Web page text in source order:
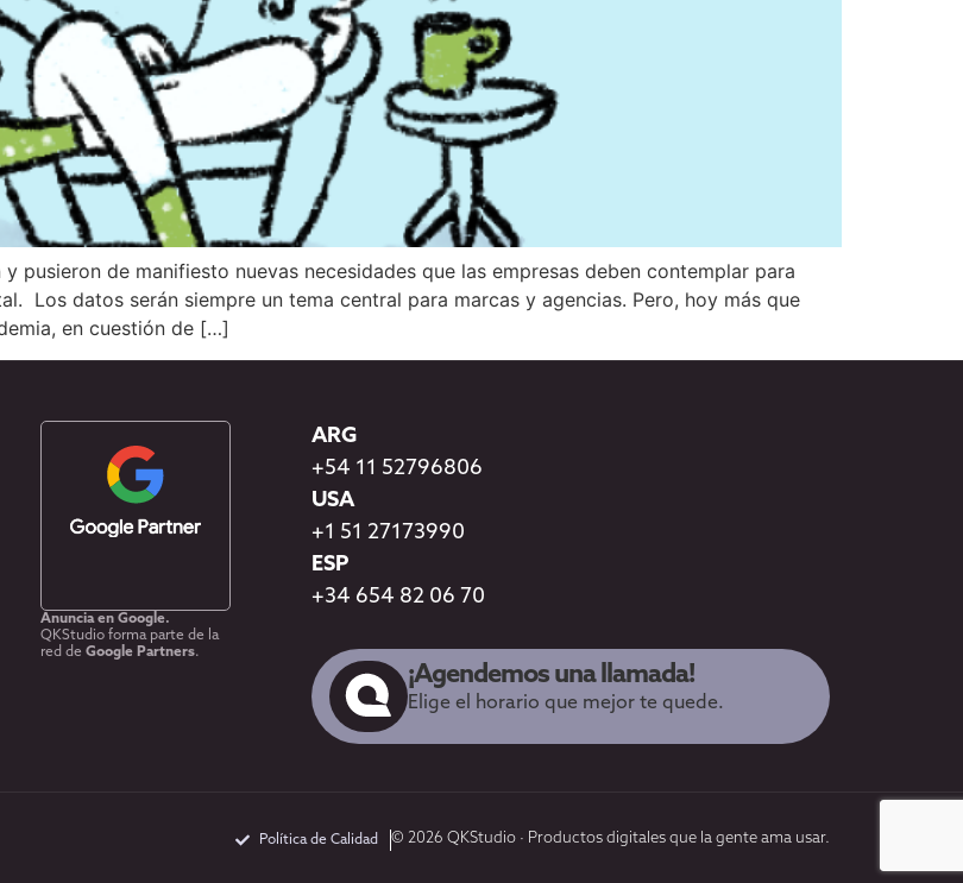
pusieron de manifiesto nuevas necesidades que las empresas deben contemplar para
Los datos serán siempre un tema central para marcas y agencias. Pero, hoy más que
en cuestión de […]
Anuncia en Google.
QKStudio forma parte de la
red de Google Partners.
ARG
+54 11 52796806
USA
+1 51 27173990
ESP
+34 654 82 06 70
¡Agendemos una llamada!
Elige el horario que mejor te quede.
© 2026 QKStudio · Productos digitales que la gente ama usar.
Política de Calidad